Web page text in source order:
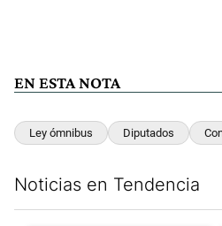
EN ESTA NOTA
Ley ómnibus Diputados
Noticias en Tendencia